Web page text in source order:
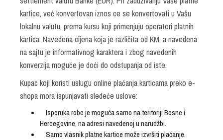
kartice, već konvertovan iznos ce se konvertovati u Vašu
lokalnu valutu, prema kursu koji primenjuju operatori platnih
kartica. Navedena cijena koja je različita od KM, a navedena
na sajtu je informativnog karaktera i zbog navedenih
konverzija moguće je doći do odstupanja od iste.
Kupac koji koristi uslugu online plaćanja karticama preko e-
shopa mora ispunjavati sledeće uslove:
Isporuka robe je moguća samo na teritoriji Bosne i
Hercegovine, na adresi navedenoj u narudžbi.
Samo vlasnik platne kartice može izvršiti plaćanje.